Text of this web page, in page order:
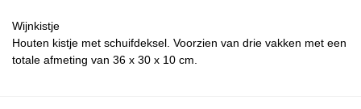
Wijnkistje
Houten kistje met schuifdeksel. Voorzien van drie vakken met een
totale afmeting van 36 x 30 x 10 cm.